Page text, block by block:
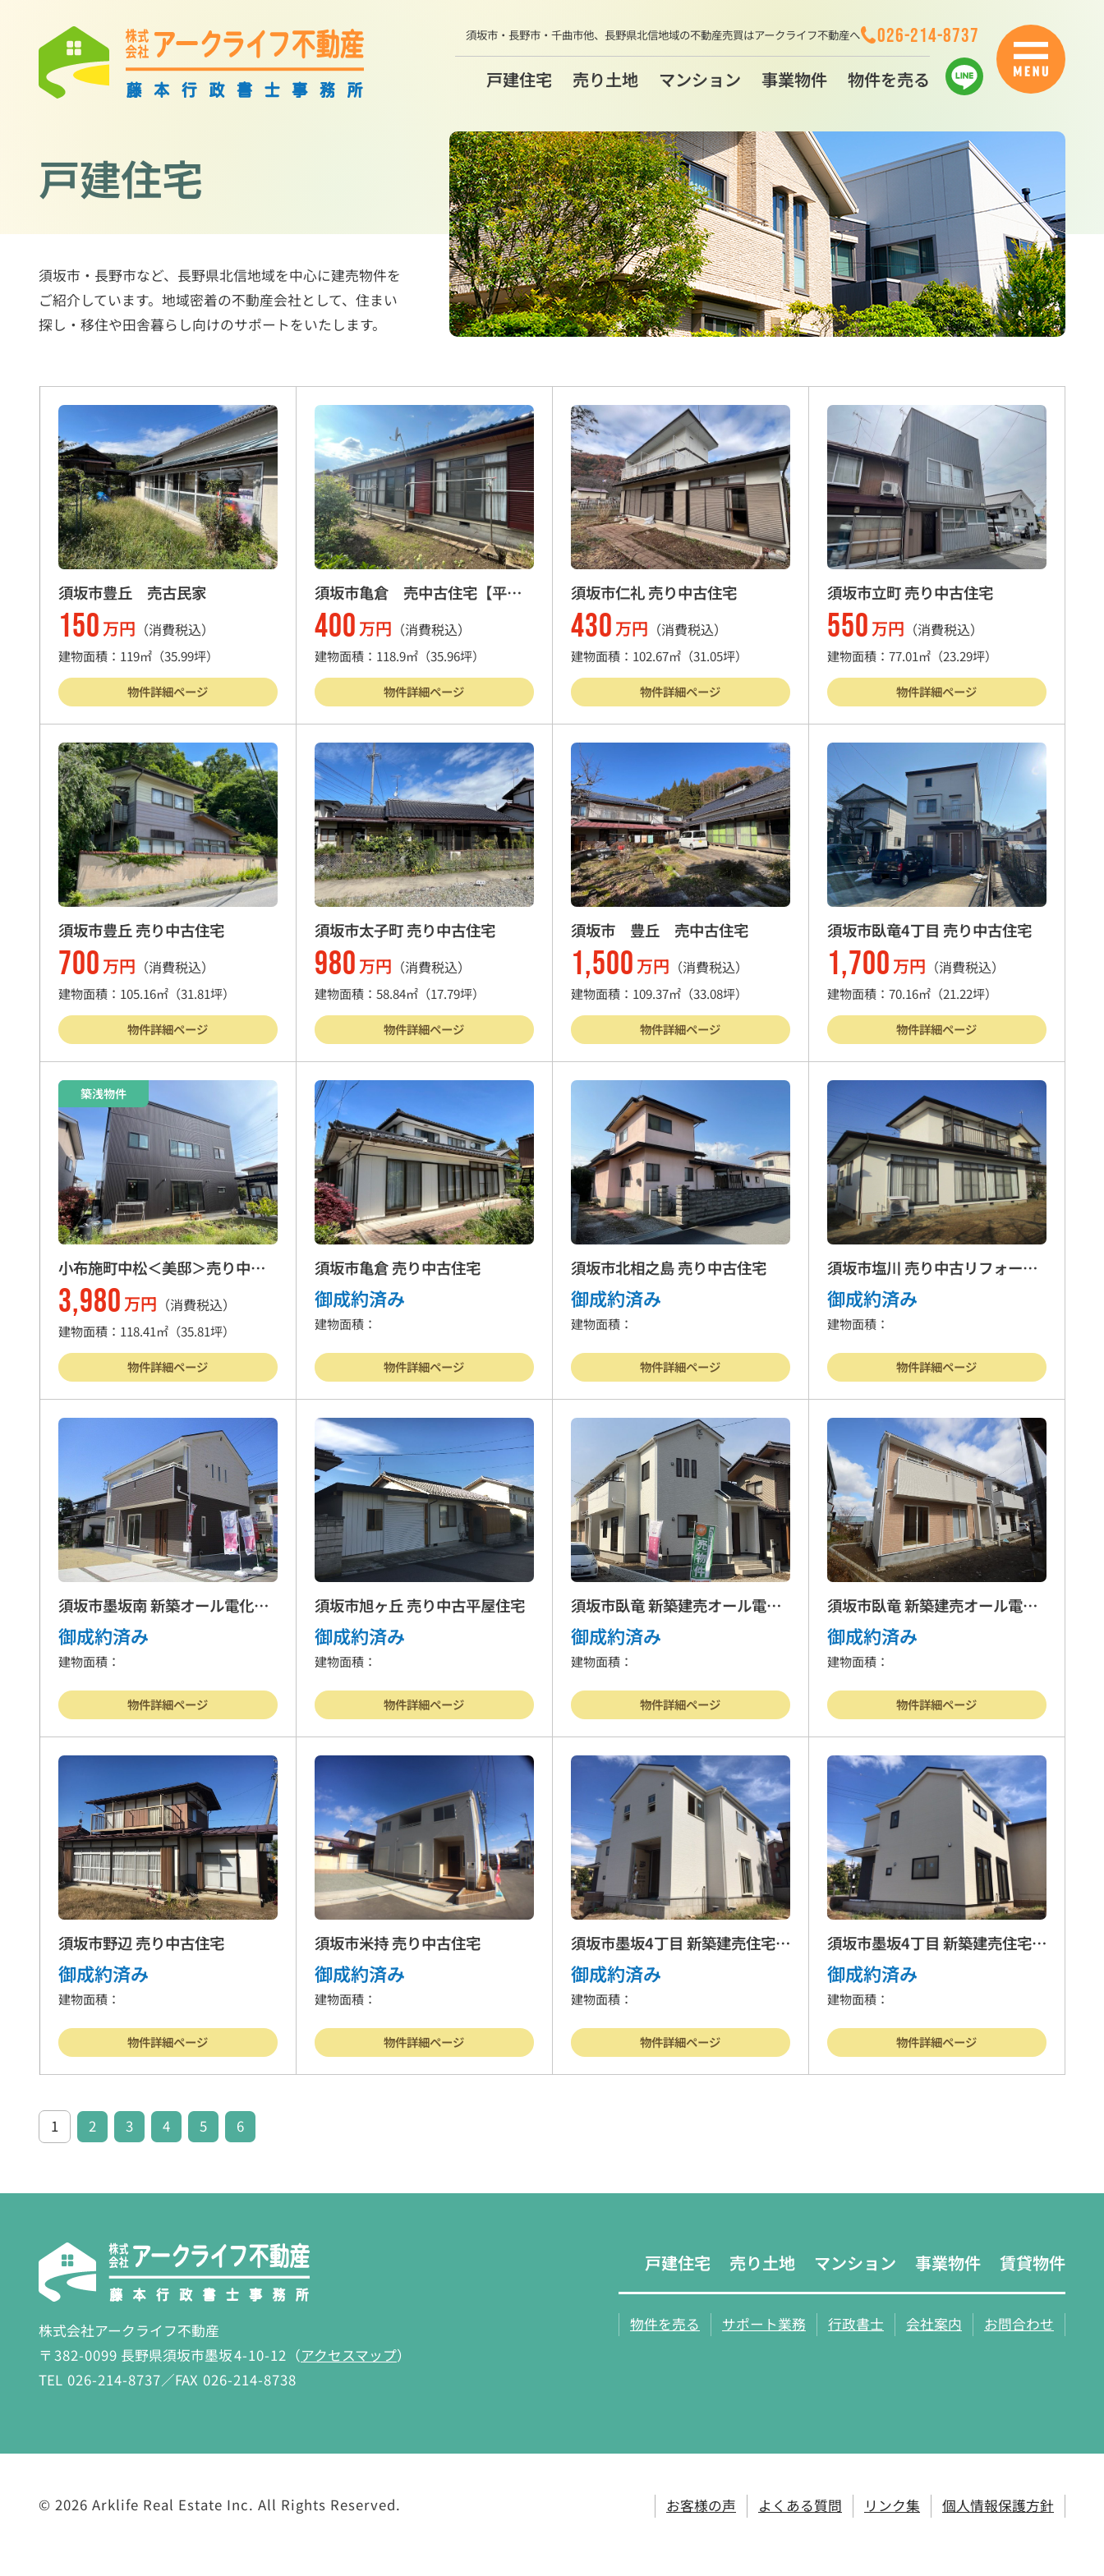
須坂市・長野市・千曲市他、 長野県北信地域の不動産売買はアークライフ不動産へ
戸建住宅 売り土地 マンション 事業物件 物件を売る
026-214-8737
戸建住宅
須坂市・長野市など、長野県北信地域を中心に建売物件を
ご紹介しています。地域密着の不動産会社として、住まい
探し・移住や田舎暮らし向けのサポートをいたします。
須坂市豊丘 売古民家
150 万円 （消費税込）
建物面積：119㎡（35.99坪）
物件詳細ページ
須坂市亀倉 売中古住宅【平
家】
400 万円 （消費税込）
建物面積：118.9㎡（35.96坪）
物件詳細ページ
須坂市仁礼 売り中古住宅
430 万円 （消費税込）
建物面積：102.67㎡（31.05坪）
物件詳細ページ
須坂市立町 売り中古住宅
550 万円 （消費税込）
建物面積：77.01㎡（23.29坪）
物件詳細ページ
須坂市豊丘 売り中古住宅
700 万円 （消費税込）
建物面積：105.16㎡（31.81坪）
物件詳細ページ
須坂市太子町 売り中古住宅
980 万円 （消費税込）
建物面積：58.84㎡（17.79坪）
物件詳細ページ
須坂市 豊丘 売中古住宅
1,500 万円 （消費税込）
建物面積：109.37㎡（33.08坪）
物件詳細ページ
須坂市臥竜4丁目 売り中古住宅
1,700 万円 （消費税込）
建物面積：70.16㎡（21.22坪）
物件詳細ページ
小布施町中松＜美邸＞売り中古
住宅
3,980 万円 （消費税込）
建物面積：118.41㎡（35.81坪）
物件詳細ページ
築浅物件
須坂市亀倉 売り中古住宅
御成約済み
建物面積：
物件詳細ページ
須坂市北相之島 売り中古住宅
御成約済み
建物面積：
物件詳細ページ
須坂市塩川 売り中古リフォーム
住宅
御成約済み
建物面積：
物件詳細ページ
須坂市墨坂南 新築オール電化住
宅
御成約済み
建物面積：
物件詳細ページ
須坂市旭ヶ丘 売り中古平屋住宅
御成約済み
建物面積：
物件詳細ページ
須坂市臥竜 新築建売オール電化
住宅 1号棟
御成約済み
建物面積：
物件詳細ページ
須坂市臥竜 新築建売オール電化
住宅 2号棟
御成約済み
建物面積：
物件詳細ページ
須坂市野辺 売り中古住宅
御成約済み
建物面積：
物件詳細ページ
須坂市米持 売り中古住宅
御成約済み
建物面積：
物件詳細ページ
須坂市墨坂4丁目 新築建売住宅 2
号棟
御成約済み
建物面積：
物件詳細ページ
須坂市墨坂4丁目 新築建売住宅 1
号棟
御成約済み
建物面積：
物件詳細ページ
1 2 3 4 5 6
株式会社アークライフ不動産
〒 382-0099 長野県須坂市墨坂4-10-12 （アクセスマップ）
TEL 026-214-8737／FAX 026-214-8738
戸建住宅 売り土地 マンション 事業物件 賃貸物件
物件を売る サポート業務 行政書士 会社案内 お問合わせ
お客様の声 よくある質問 リンク集 個人情報保護方針
© 2026 Arklife Real Estate Inc. All Rights Reserved.
戸建住宅 売り土地 マンション 事業物件 賃貸物件
物件を売る サポート業務 行政書士 会社案内 お問合わせ
お客様の声 リンク集
026-214-8737 営業時間
9:30〜18:00